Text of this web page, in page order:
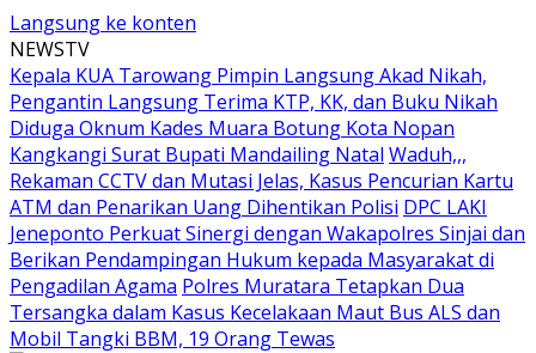
Langsung ke konten
NEWSTV
Kepala KUA Tarowang Pimpin Langsung Akad Nikah,
Pengantin Langsung Terima KTP, KK, dan Buku Nikah
Diduga Oknum Kades Muara Botung Kota Nopan
Kangkangi Surat Bupati Mandailing Natal Waduh,,,
Rekaman CCTV dan Mutasi Jelas, Kasus Pencurian Kartu
ATM dan Penarikan Uang Dihentikan Polisi DPC LAKI
Jeneponto Perkuat Sinergi dengan Wakapolres Sinjai dan
Berikan Pendampingan Hukum kepada Masyarakat di
Pengadilan Agama Polres Muratara Tetapkan Dua
Tersangka dalam Kasus Kecelakaan Maut Bus ALS dan
Mobil Tangki BBM, 19 Orang Tewas